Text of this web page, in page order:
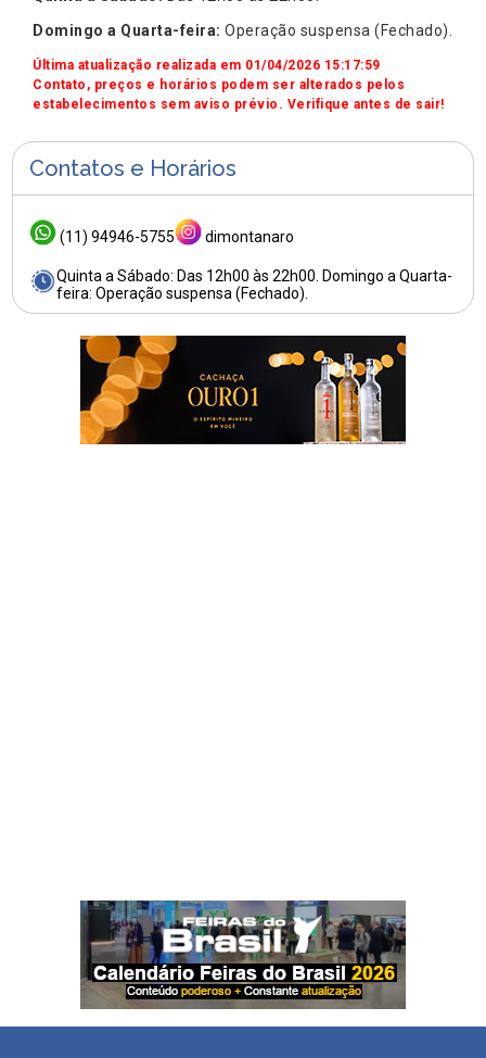
Domingo a Quarta-feira: Operação suspensa (Fechado).
Última atualização realizada em 01/04/2026 15:17:59
Contato, preços e horários podem ser alterados pelos
estabelecimentos sem aviso prévio. Verifique antes de sair!
Contatos e Horários
(11) 94946-5755 dimontanaro
Quinta a Sábado: Das 12h00 às 22h00. Domingo a Quarta-
feira: Operação suspensa (Fechado).